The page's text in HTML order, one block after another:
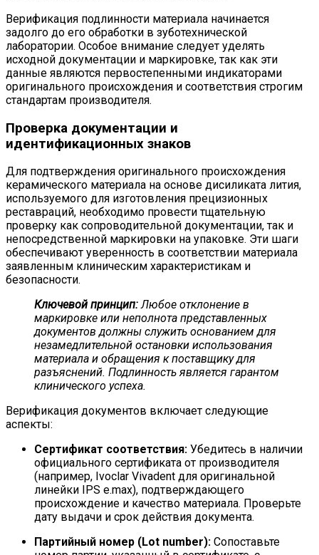
Верификация подлинности материала начинается
задолго до его обработки в зуботехнической
лаборатории. Особое внимание следует уделять
исходной документации и маркировке, так как эти
данные являются первостепенными индикаторами
оригинального происхождения и соответствия строгим
стандартам производителя.
Проверка документации и
идентификационных знаков
Для подтверждения оригинального происхождения
керамического материала на основе дисиликата лития,
используемого для изготовления прецизионных
реставраций, необходимо провести тщательную
проверку как сопроводительной документации, так и
непосредственной маркировки на упаковке. Эти шаги
обеспечивают уверенность в соответствии материала
заявленным клиническим характеристикам и
безопасности.
Ключевой принцип:Любое отклонение в
маркировке или неполнота представленных
документов должны служить основанием для
незамедлительной остановки использования
материала и обращения к поставщику для
разъяснений. Подлинность является гарантом
клинического успеха.
Верификация документов включает следующие
аспекты:
Сертификат соответствия: Убедитесь в наличии
официального сертификата от производителя
(например, Ivoclar Vivadent для оригинальной
линейки IPS e.max), подтверждающего
происхождение и качество материала. Проверьте
дату выдачи и срок действия документа.
Партийный номер (Lot number): Сопоставьте